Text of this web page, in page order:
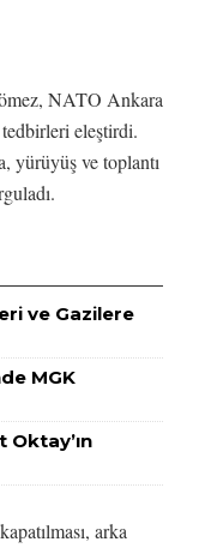
NATO Ankara
tedbirleri eleştirdi.
yürüyüş ve toplantı
ve Gazilere
MGK
arka